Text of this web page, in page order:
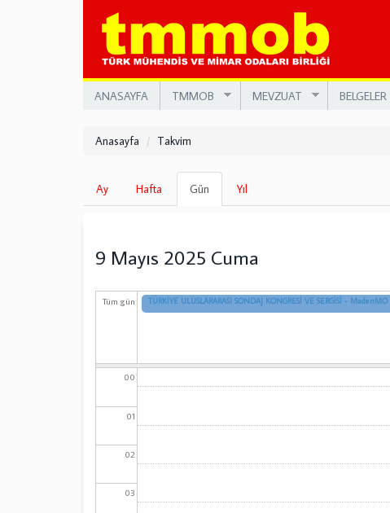
ANASAYFA TMMOB MEVZUAT BELGELER
Anasayfa Takvim
Birincil
sekmeler
Ay Hafta Gün
sekme)
Yıl
9 Mayıs 2025 Cuma
Tüm gün TÜRKİYE ULUSLARARASI SONDAJ KONGRESİ VE SERGİSİ - MadenMO
00
01
02
03